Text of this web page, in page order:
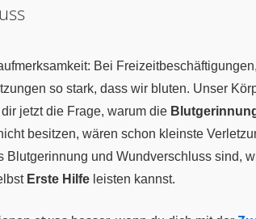
Bei
so stark, dass wir bluten. Unser
jetzt die Frage, warum die
besitzen, wären schon kleinste
Blutgerinnung und Wundverschluss sind,
Erste Hilfe leisten kannst.